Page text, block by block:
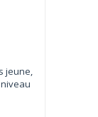
jeune,